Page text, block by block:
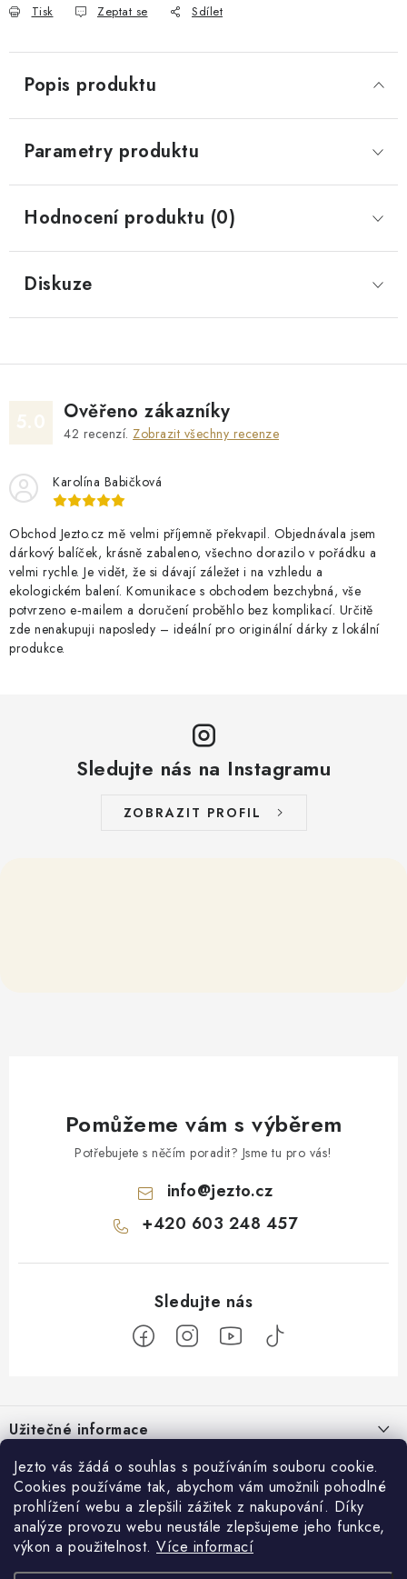
Jezto vás žádá o souhlas s používáním souboru cookie.
Cookies používáme tak, abychom vám umožnili pohodlné
prohlížení webu a zlepšili zážitek z nakupování. Díky
analýze provozu webu neustále zlepšujeme jeho funkce,
výkon a použitelnost. Více informací
Tisk Zeptat se Sdílet
Popis produktu
Parametry produktu
Hodnocení produktu (0)
Diskuze
Ověřeno zákazníky
42 recenzí. Zobrazit všechny recenze
Karolína Babičková
Obchod Jezto.cz mě velmi příjemně překvapil. Objednávala jsem
dárkový balíček, krásně zabaleno, všechno dorazilo v pořádku a
velmi rychle. Je vidět, že si dávají záležet i na vzhledu a
ekologickém balení. Komunikace s obchodem bezchybná, vše
potvrzeno e‑mailem a doručení proběhlo bez komplikací. Určitě
zde nenakupuji naposledy – ideální pro originální dárky z lokální
produkce.
Sledujte nás na Instagramu
ZOBRAZIT PROFIL
Pomůžeme vám s výběrem
Potřebujete s něčím poradit? Jsme tu pro vás!
info@jezto.cz
+420 603 248 457
pUžitečné informace
O nás
Náš příběh
Firemní dárky
Kariéra
Zákaznický servis
Obchodní podmínky
Ochrana osobních údajů
Přijímáme online platby
Facebook